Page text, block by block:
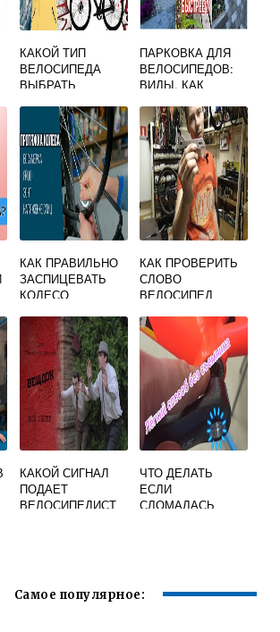
КАКОЙ ТИП
ВЕЛОСИПЕДА
ВЫБРАТЬ
ПАРКОВКА ДЛЯ
ВЕЛОСИПЕДОВ:
ВИДЫ, КАК
САМОСТОЯТЕЛЬН
О
КАК ПРАВИЛЬНО
ЗАСПИЦЕВАТЬ
КОЛЕСО
36 СПИЦ
КАК ПРОВЕРИТЬ
СЛОВО
ВЕЛОСИПЕД
КАКОЙ СИГНАЛ
ПОДАЕТ
ВЕЛОСИПЕДИСТ
ЧТО ДЕЛАТЬ
ЕСЛИ
СЛОМАЛАСЬ
Самое популярное: